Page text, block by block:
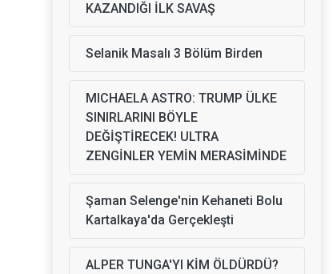
KAZANDIĞI İLK SAVAŞ
Selanik Masalı 3 Bölüm Birden
MICHAELA ASTRO: TRUMP ÜLKE
SINIRLARINI BÖYLE
DEĞİŞTİRECEK! ULTRA
ZENGİNLER YEMİN MERASİMİNDE
Şaman Selenge'nin Kehaneti Bolu
Kartalkaya'da Gerçekleşti
ALPER TUNGA'YI KİM ÖLDÜRDÜ?